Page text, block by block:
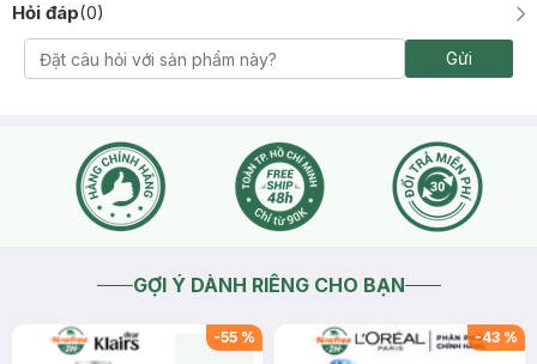
Hỏi đáp(0)
Gửi
GỢI Ý DÀNH RIÊNG CHO BẠN
-55 % -43 %